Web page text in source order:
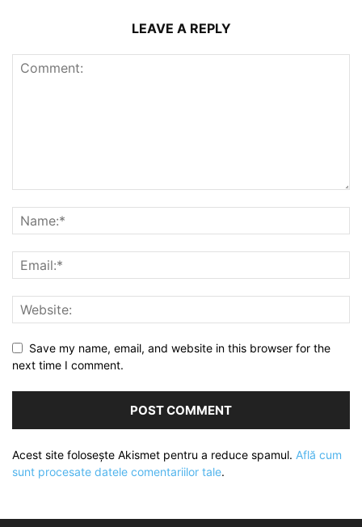
LEAVE A REPLY
Save my name, email, and website in this browser for the
next time I comment.
Acest site folosește Akismet pentru a reduce spamul. Află cum
sunt procesate datele comentariilor tale.